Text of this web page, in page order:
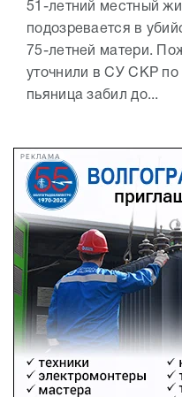
51-летний местный
подозревается в
75-летней матери.
уточнили в СУ СКР по
пьяница забил до...
РЕКЛАМА